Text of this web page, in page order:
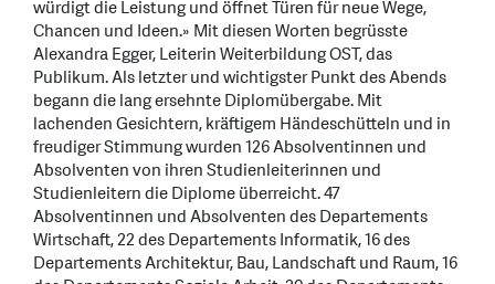
würdigt die Leistung und öffnet Türen für neue Wege,
Chancen und Ideen.» Mit diesen Worten begrüsste
Alexandra Egger, Leiterin Weiterbildung OST, das
Publikum. Als letzter und wichtigster Punkt des Abends
begann die lang ersehnte Diplomübergabe. Mit
lachenden Gesichtern, kräftigem Händeschütteln und in
freudiger Stimmung wurden 126 Absolventinnen und
Absolventen von ihren Studienleiterinnen und
Studienleitern die Diplome überreicht. 47
Absolventinnen und Absolventen des Departements
Wirtschaft, 22 des Departements Informatik, 16 des
Departements Architektur, Bau, Landschaft und Raum, 16